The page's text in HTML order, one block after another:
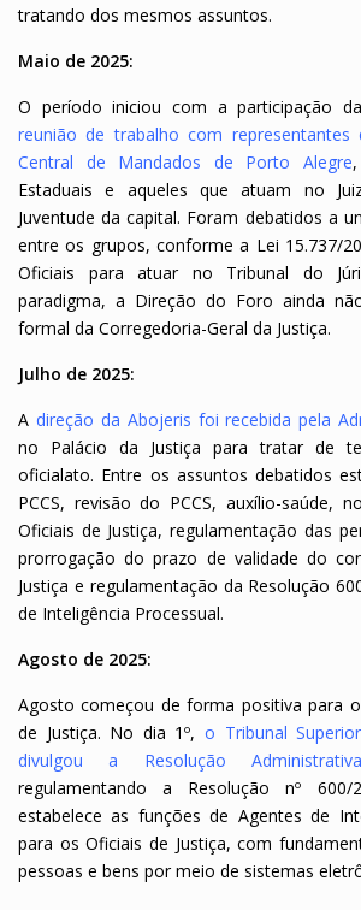
tratando dos mesmos assuntos.
Maio de 2025:
O período iniciou com a participação
reunião de trabalho com representantes
Central de Mandados de Porto Alegre
Estaduais e aqueles que atuam no
Juventude da capital. Foram debatidos a
entre os grupos, conforme a Lei 15.737/
Oficiais para atuar no Tribunal do
paradigma, a Direção do Foro ainda
formal da Corregedoria-Geral da Justiça.
Julho de 2025:
A direção da Abojeris foi recebida pela
no Palácio da Justiça para tratar de
oficialato. Entre os assuntos debatidos
PCCS, revisão do PCCS, auxílio-saúde,
Oficiais de Justiça, regulamentação das
prorrogação do prazo de validade do
Justiça e regulamentação da Resolução
de Inteligência Processual.
Agosto de 2025:
Agosto começou de forma positiva para
de Justiça. No dia 1º, o Tribunal
divulgou a Resolução
regulamentando a Resolução nº
estabelece as funções de Agentes de
para os Oficiais de Justiça, com
pessoas e bens por meio de sistemas